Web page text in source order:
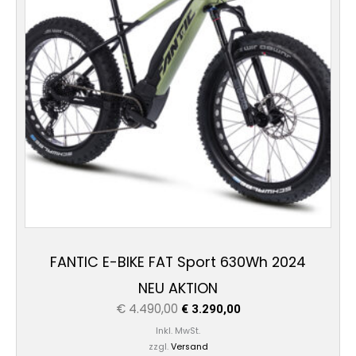
FANTIC E-BIKE FAT Sport 630Wh 2024
NEU AKTION
€4.490,00 €3.290,00
Inkl. MwSt.
zzgl. Versand
auf.
Die
Optionen
können
Produktseite
gewählt